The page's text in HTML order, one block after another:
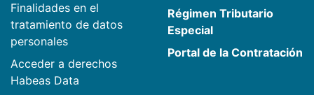
Finalidades en el
tratamiento de datos
personales
Acceder a derechos
Habeas Data
Régimen Tributario
Especial
Portal de la Contratación